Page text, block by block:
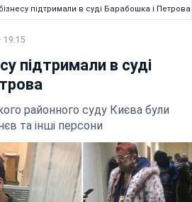
підтримали в суді Барабошка і Петрова
19:15
підтримали в суді
районного суду Києва були
та інші персони